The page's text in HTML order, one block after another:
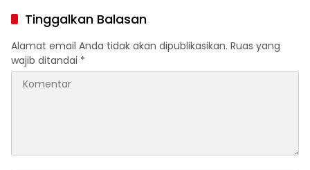
DaerahTinggalkan Balasan
Alamat email Anda tidak akan dipublikasikan. Ruas yang
wajib ditandai *